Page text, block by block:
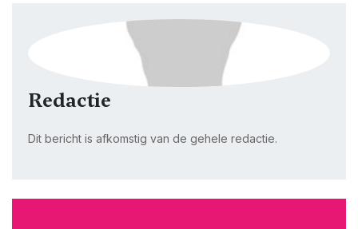
Redactie
Dit bericht is afkomstig van de gehele redactie.